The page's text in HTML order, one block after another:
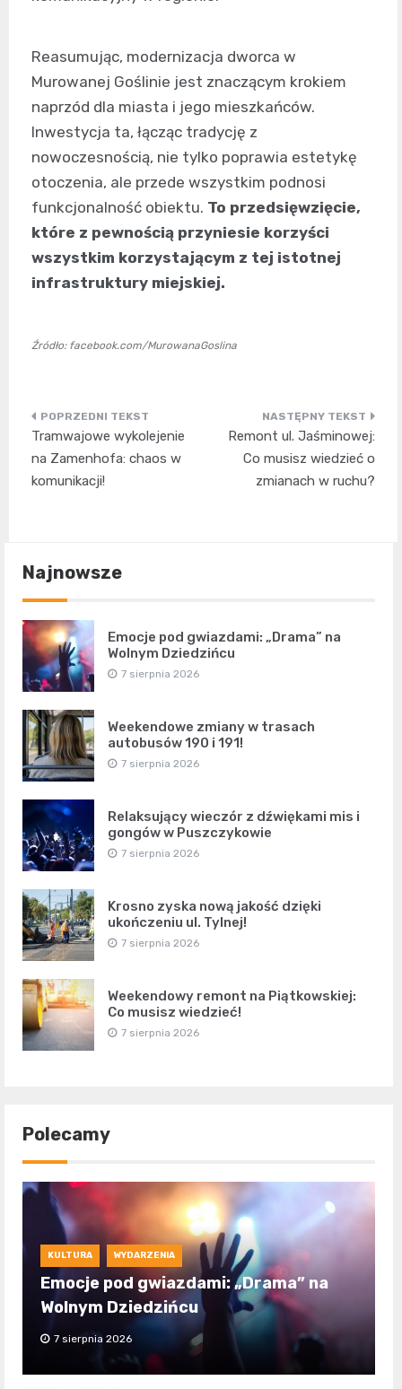
Reasumując, modernizacja dworca w
Murowanej Goślinie jest znaczącym krokiem
naprzód dla miasta i jego mieszkańców.
Inwestycja ta, łącząc tradycję z
nowoczesnością, nie tylko poprawia estetykę
otoczenia, ale przede wszystkim podnosi
funkcjonalność obiektu. To przedsięwzięcie,
które z pewnością przyniesie korzyści
wszystkim korzystającym z tej istotnej
infrastruktury miejskiej.
Źródło: facebook.com/MurowanaGoslina
Nawigacja
wpisu
Tramwajowe wykolejenie
na Zamenhofa: chaos w
komunikacji!
Remont ul. Jaśminowej:
Co musisz wiedzieć o
zmianach w ruchu?
Najnowsze
Emocje pod gwiazdami: „Drama” na
Wolnym Dziedzińcu
7 sierpnia 2026
Weekendowe zmiany w trasach
autobusów 190 i 191!
7 sierpnia 2026
Relaksujący wieczór z dźwiękami mis i
gongów w Puszczykowie
7 sierpnia 2026
Krosno zyska nową jakość dzięki
ukończeniu ul. Tylnej!
7 sierpnia 2026
Weekendowy remont na Piątkowskiej:
Co musisz wiedzieć!
7 sierpnia 2026
Polecamy
KULTURA WYDARZENIA
Emocje pod gwiazdami: „Drama” na
Wolnym Dziedzińcu
7 sierpnia 2026